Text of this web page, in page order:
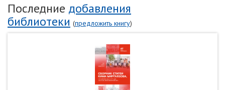
Последние добавления
библиотеки (предложить книгу)